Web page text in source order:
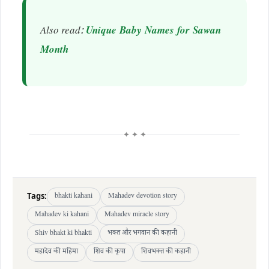
Also read:Unique Baby Names for Sawan
Month
✦ ✦ ✦
Tags: bhakti kahani
Mahadev devotion story
Mahadev ki kahani
Mahadev miracle story
Shiv bhakt ki bhakti
भक्त और भगवान की कहानी
महादेव की महिमा
शिव की कृपा शिवभक्त की कहानी